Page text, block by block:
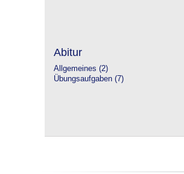
Abitur
Allgemeines (2)
Übungsaufgaben (7)